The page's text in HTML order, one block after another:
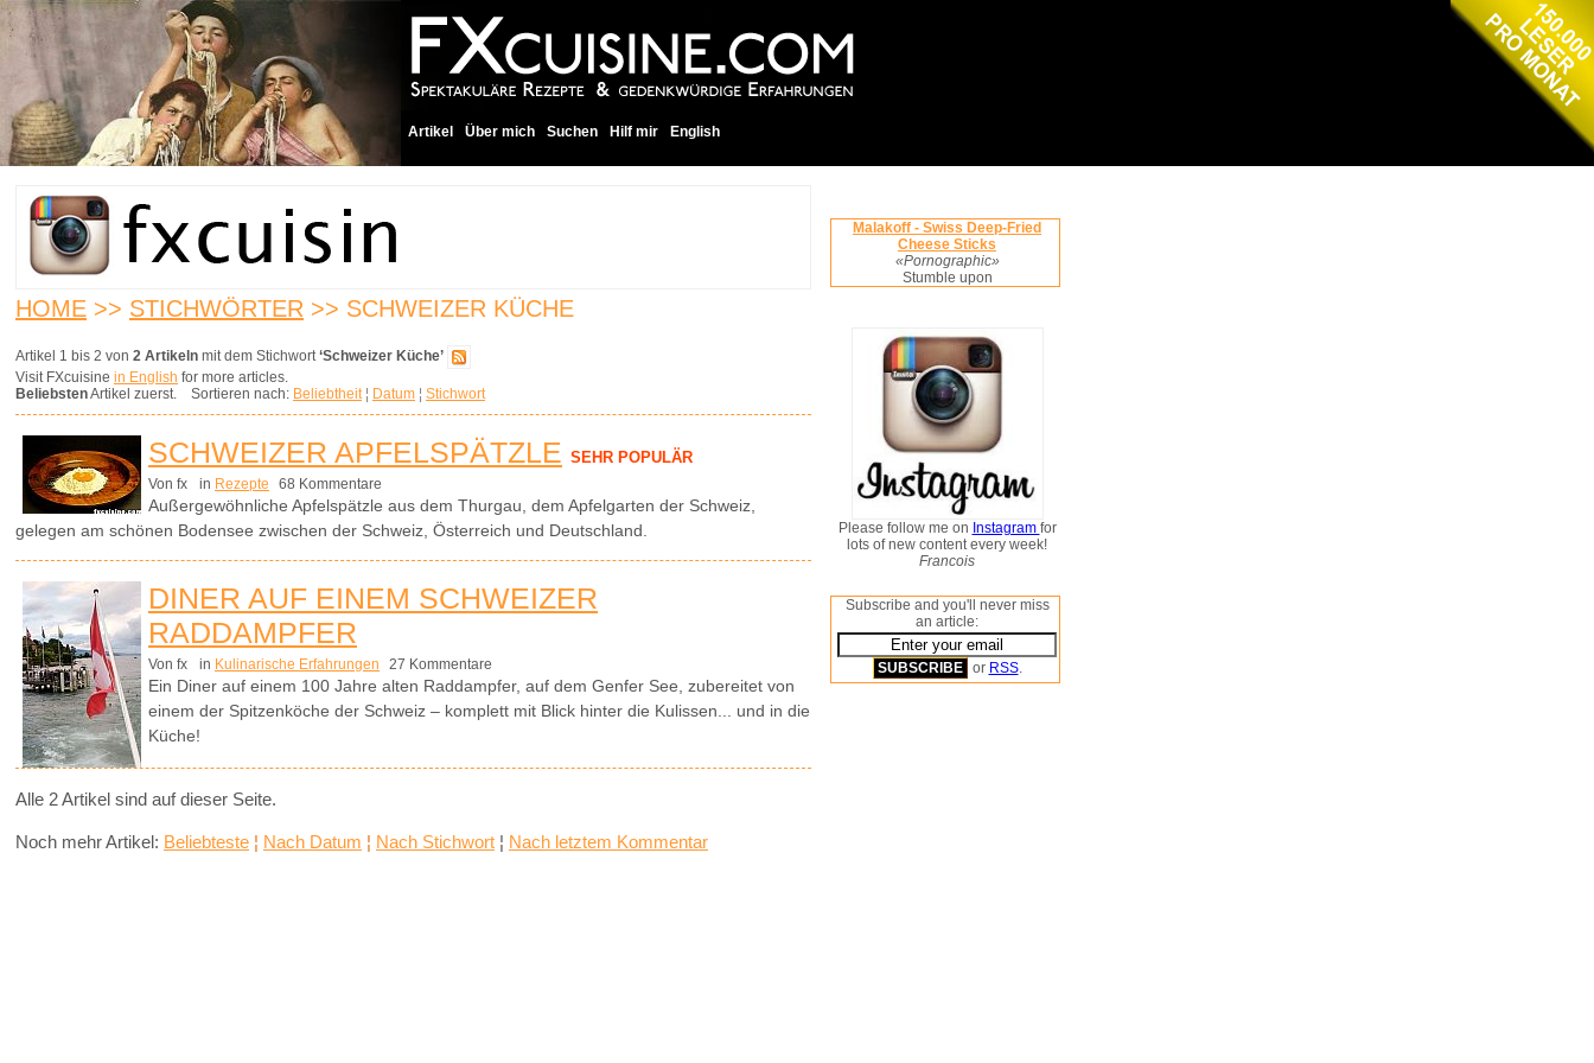
Artikel Über mich Suchen Hilf mir English
HOME >> STICHWÖRTER >> SCHWEIZER KÜCHE
Artikel 1 bis 2 von 2 Artikeln mit dem Stichwort‘Schweizer Küche’
Visit FXcuisine in English for more articles.
BeliebstenArtikel zuerst. Sortieren nach: Beliebtheit¦ Datum ¦ Stichwort
SCHWEIZER APFELSPÄTZLE SEHR POPULÄR
Von fx in Rezepte 68 Kommentare
Außergewöhnliche Apfelspätzle aus dem Thurgau, dem Apfelgarten der Schweiz,
gelegen am schönen Bodensee zwischen der Schweiz, Österreich und Deutschland.
DINER AUF EINEM SCHWEIZER
RADDAMPFER
Von fx in Kulinarische Erfahrungen 27 Kommentare
Ein Diner auf einem 100 Jahre alten Raddampfer, auf dem Genfer See, zubereitet von
einem der Spitzenköche der Schweiz – komplett mit Blick hinter die Kulissen... und in die
Küche!
Alle 2 Artikel sind auf dieser Seite.
Noch mehr Artikel: Beliebteste ¦ Nach Datum ¦ Nach Stichwort ¦ Nach letztem Kommentar
Malakoff - Swiss Deep-Fried
Cheese Sticks
«Pornographic»
Stumble upon
Please follow me on Instagram for
lots of new content every week!
Francois
Subscribe and you'll never miss
an article:
or RSS.